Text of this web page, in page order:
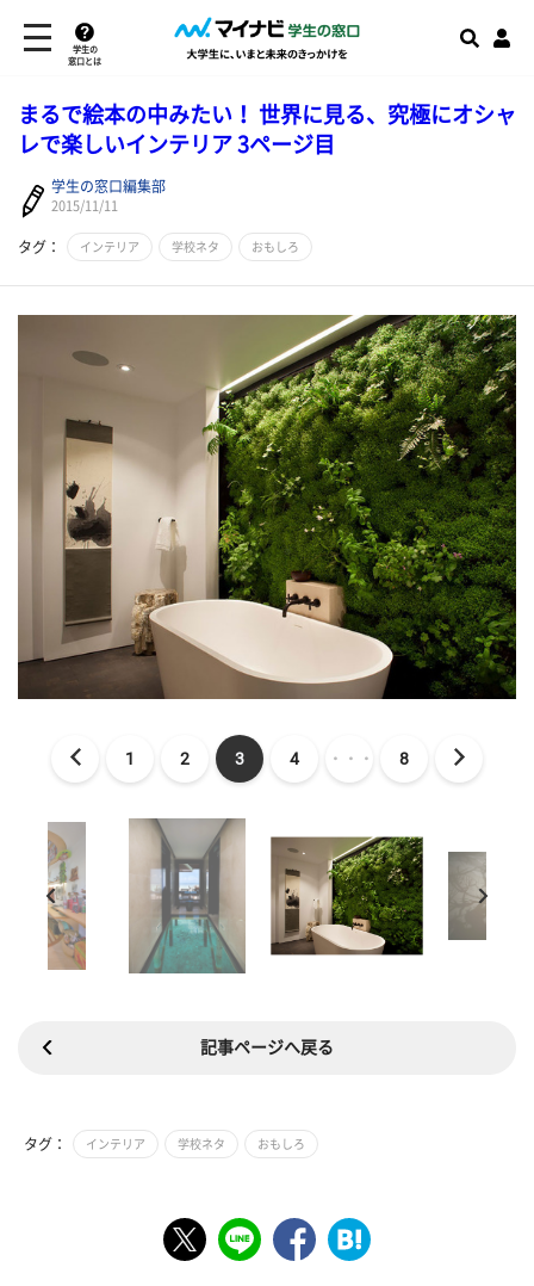
学生の
窓口とは
まるで絵本の中みたい！ 世界に見る、究極にオシャ
レで楽しいインテリア 3ページ目
学生の窓口編集部
2015/11/11
タグ： インテリア 学校ネタ おもしろ
1 2 3 4 ・・・ 8
記事ページへ戻る
タグ： インテリア 学校ネタ おもしろ